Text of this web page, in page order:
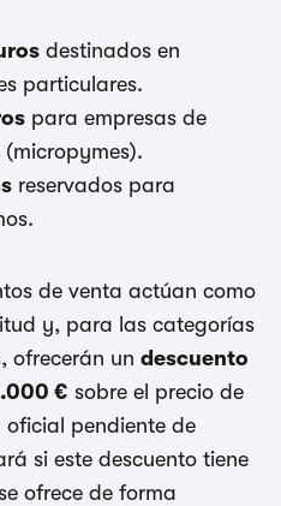
destinados en
particulares.
para empresas de
reservados para
de venta actúan como
y, para las categorías
ofrecerán un descuento
€ sobre el precio de
pendiente de
si este descuento tiene
ofrece de forma